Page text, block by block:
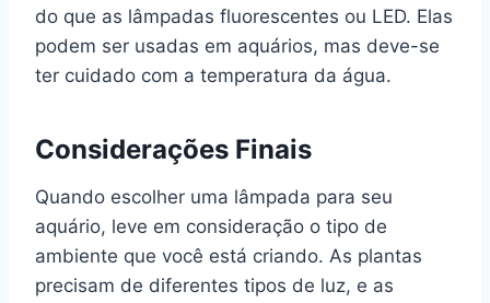
do que as lâmpadas fluorescentes ou LED. Elas
podem ser usadas em aquários, mas deve-se
ter cuidado com a temperatura da água.
Considerações Finais
Quando escolher uma lâmpada para seu
aquário, leve em consideração o tipo de
ambiente que você está criando. As plantas
precisam de diferentes tipos de luz, e as